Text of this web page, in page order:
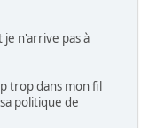
n'arrive pas à
trop dans mon fil
politique de